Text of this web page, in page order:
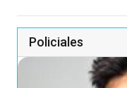
Policiales